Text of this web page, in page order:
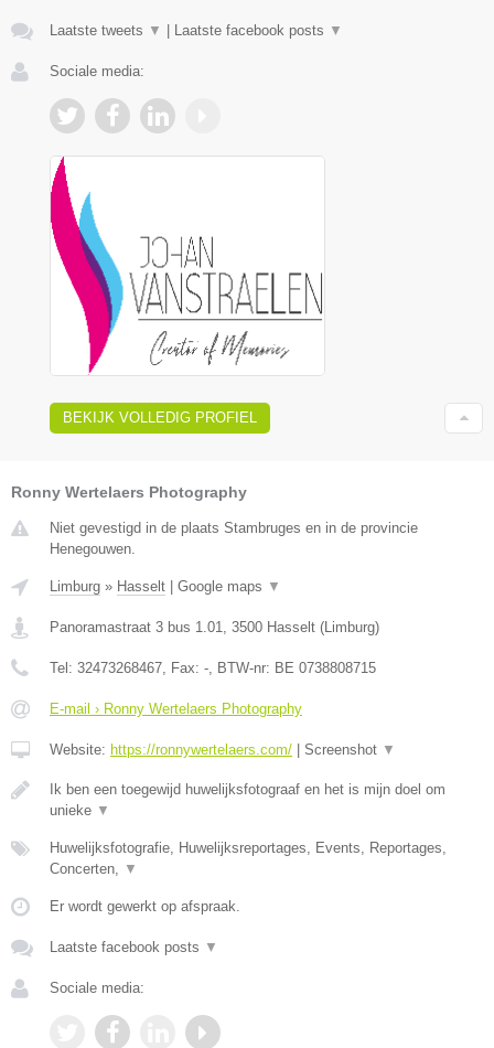
Laatste tweets ▼ Laatste facebook posts ▼
Sociale media:
BEKIJK VOLLEDIG PROFIEL
Ronny Wertelaers Photography
Niet gevestigd in de plaats Stambruges en in de provincie
Henegouwen.
Limburg » Hasselt | Google maps ▼
Panoramastraat 3 bus 1.01 3500 Hasselt (Limburg)
Tel: 32473268467 , Fax: - , BTW-nr: BE 0738808715
E-mail › Ronny Wertelaers Photography
Website: https://ronnywertelaers.com/ | Screenshot ▼
Ik ben een toegewijd huwelijksfotograaf en het is mijn doel om
unieke ▼
Huwelijksfotografie, Huwelijksreportages, Events, Reportages,
Concerten,
▼
Er wordt gewerkt op afspraak.
Laatste facebook posts ▼
Sociale media: